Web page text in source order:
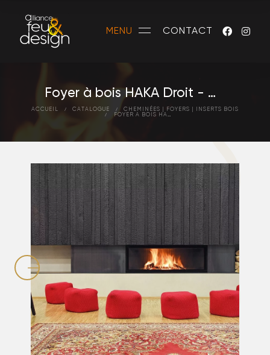
MENU CONTACT
Foyer à bois HAKA Droit - HOXTER
ACCUEIL CATALOGUE
CHEMINÉES | FOYERS | INSERTS BOIS
FOYER À BOIS HAKA DROIT - HOXTER